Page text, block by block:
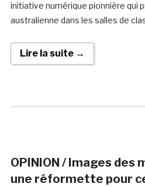
initiative numérique pionnière qui
australienne dans les salles de
Lire la suite →
OPINION / Images des
une réformette pour